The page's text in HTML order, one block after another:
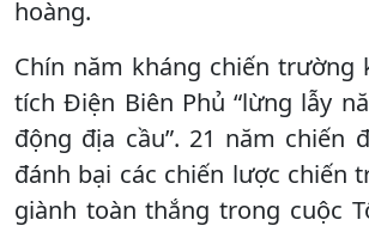
hoàng.
Chín năm kháng chiến trường
tích Điện Biên Phủ “lừng lẫy
động địa cầu”. 21 năm chiến
đánh bại các chiến lược chiến
giành toàn thắng trong cuộc